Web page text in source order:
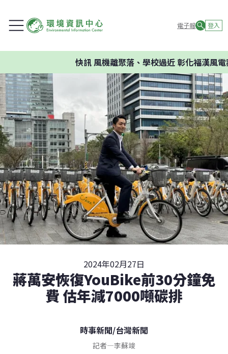
電子報 登入
快訊風機離聚落、學校過近 彰化福漢風電案
2024年02月27日
蔣萬安恢復YouBike前30分鐘免
費 估年減7000噸碳排
時事新聞/台灣新聞
記者—李蘇竣